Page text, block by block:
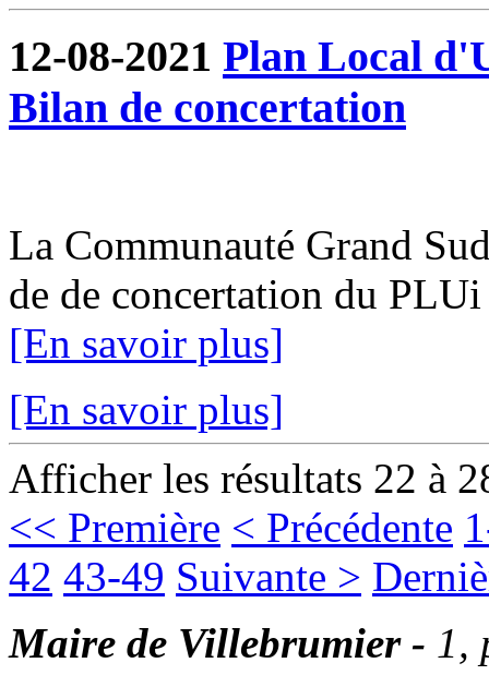
12-08-2021 Plan Local
Bilan de concertation
La Communauté Grand
de de concertation du
[En savoir plus]
[En savoir plus]
Afficher les résultats 22 à
<< Première < Précédente
42 43-49 Suivante >
Maire de Villebrumier - 1,